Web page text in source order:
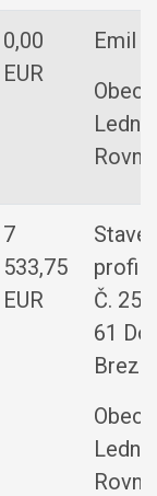
0,00
EUR
Emil
Obec
Rovne
7
533,75
EUR
profily
Č.
61
Obec
Rovne